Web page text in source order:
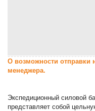
О возможности отправки
менеджера.
Экспедиционный силовой
представляет собой